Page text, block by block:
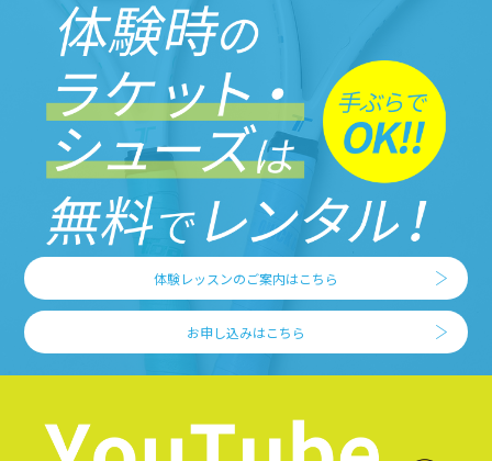
体験レッスンのご案内はこちら
お申し込みはこちら